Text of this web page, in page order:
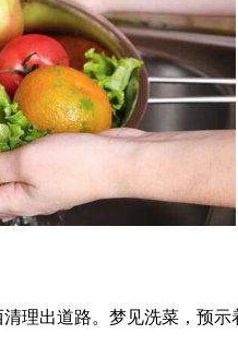
理出道路。梦见洗菜，预